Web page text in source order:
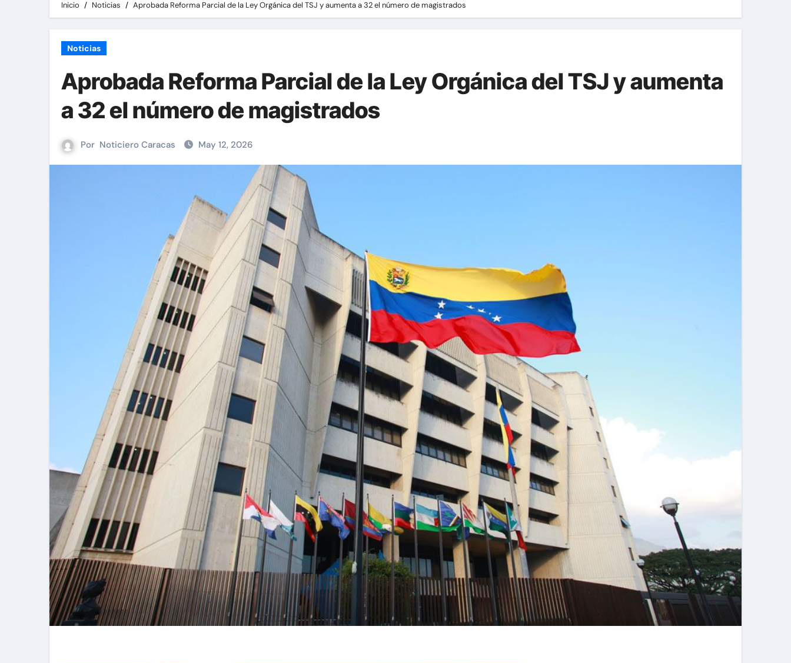
Inicio Noticias Aprobada Reforma Parcial de la Ley Orgánica del TSJ y aumenta a 32 el número de magistrados
Noticias
Aprobada Reforma Parcial de la Ley Orgánica del TSJ y aumenta
a 32 el número de magistrados
Por Noticiero Caracas May 12, 2026